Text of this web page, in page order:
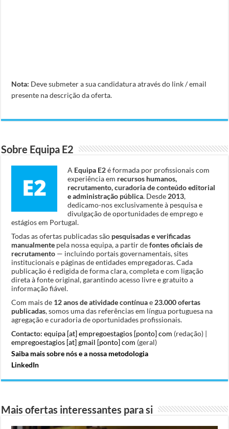
Nota: Deve submeter a sua candidatura através do link / email
presente na descrição da oferta.
Sobre Equipa E2
A Equipa E2é formada por profissionais com
experiência em recursos humanos,
recrutamento, curadoria de conteúdo editorial
e administração pública. Desde 2013,
dedicamo-nos exclusivamente à pesquisa e
divulgação de oportunidades de emprego e
estágios em Portugal.
Todas as ofertas publicadas são pesquisadas e verificadas
manualmente pela nossa equipa, a partir defontes oficiais de
recrutamento — incluindo portais governamentais, sites
institucionais e páginas de entidades empregadoras. Cada
publicação é redigida de forma clara, completa e com ligação
direta à fonte original, garantindo acesso livre e gratuito a
informação fiável.
Com mais de 12 anos de atividade contínuae 23.000 ofertas
publicadas, somos uma das referências em língua portuguesa na
agregação e curadoria de oportunidades profissionais.
Contacto: equipa [at] empregoestagios [ponto] com (redação) |
empregoestagios [at] gmail [ponto] com (geral)
Saiba mais sobre nós e a nossa metodologia
LinkedIn
Mais ofertas interessantes para si